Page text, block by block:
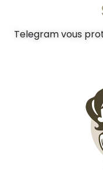
Telegram vous